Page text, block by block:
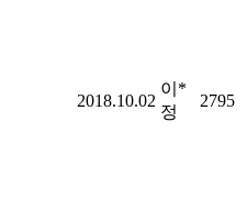
2018.10.02
이*
정
2795